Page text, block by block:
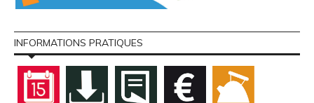
INFORMATIONS PRATIQUES